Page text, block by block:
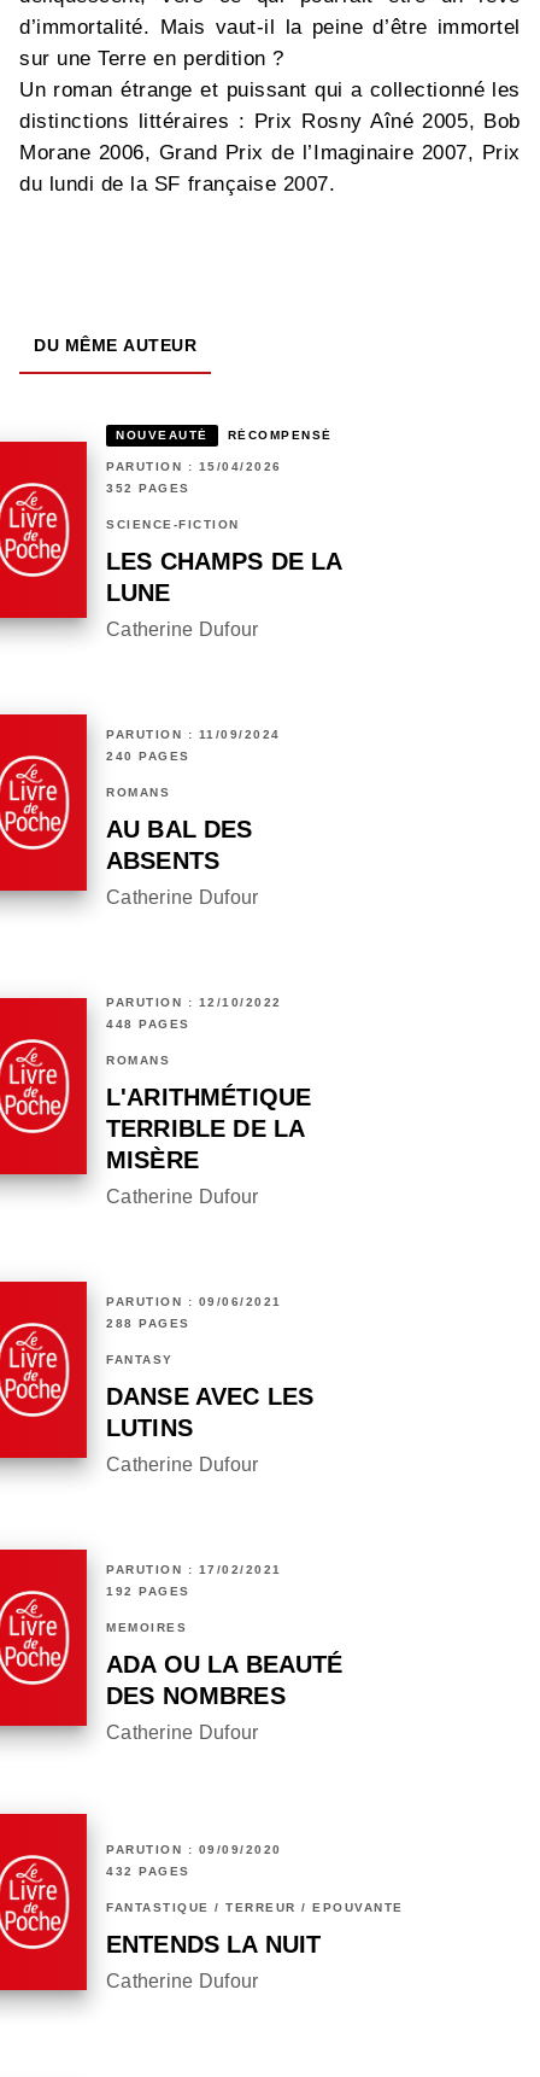
d’immortalité. Mais vaut-il la peine d’être immortel
sur une Terre en perdition ?
Un roman étrange et puissant qui a collectionné les
distinctions littéraires : Prix Rosny Aîné 2005, Bob
Morane 2006, Grand Prix de l’Imaginaire 2007, Prix
du lundi de la SF française 2007.
DU MÊME AUTEUR
NOUVEAUTÉ RÉCOMPENSÉ
PARUTION : 15/04/2026
352 PAGES
SCIENCE-FICTION
LES CHAMPS DE LA
LUNE
Catherine Dufour
PARUTION : 11/09/2024
240 PAGES
ROMANS
AU BAL DES
ABSENTS
Catherine Dufour
PARUTION : 12/10/2022
448 PAGES
ROMANS
L'ARITHMÉTIQUE
TERRIBLE DE LA
MISÈRE
Catherine Dufour
PARUTION : 09/06/2021
288 PAGES
FANTASY
DANSE AVEC LES
LUTINS
Catherine Dufour
PARUTION : 17/02/2021
192 PAGES
MÉMOIRES
ADA OU LA BEAUTÉ
DES NOMBRES
Catherine Dufour
PARUTION : 09/09/2020
432 PAGES
FANTASTIQUE / TERREUR / EPOUVANTE
ENTENDS LA NUIT
Catherine Dufour